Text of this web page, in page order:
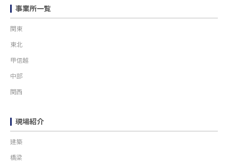
事業所一覧
関東
東北
甲信越
中部
関西
現場紹介
建築
橋梁